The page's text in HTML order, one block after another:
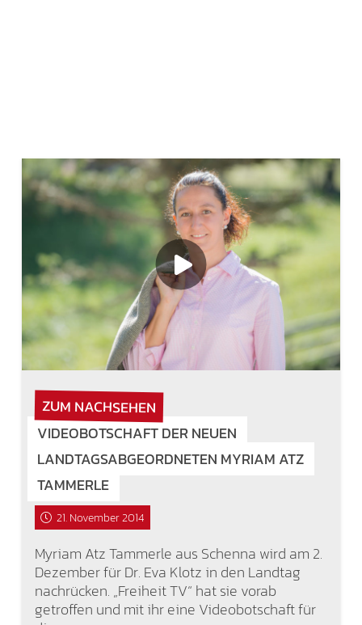
ZUM NACHSEHEN
VIDEOBOTSCHAFT DER NEUEN
LANDTAGSABGEORDNETEN MYRIAM ATZ
TAMMERLE
21. November 2014
Myriam Atz Tammerle aus Schenna wird am 2.
Dezember für Dr. Eva Klotz in den Landtag
nachrücken. „Freiheit TV“ hat sie vorab
getroffen und mit ihr eine Videobotschaft für